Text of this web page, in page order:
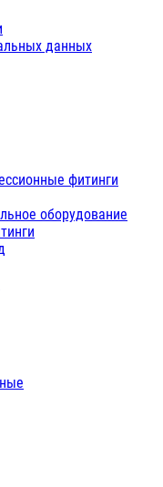
данных
фитинги
оборудование